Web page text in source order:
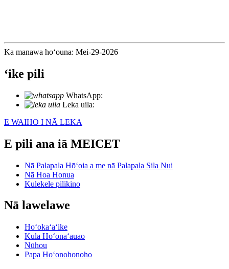
Ka manawa hoʻouna: Mei-29-2026
ʻike pili
WhatsApp:
Leka uila:
E WAIHO I NĀ LEKA
E pili ana iā MEICET
Nā Palapala Hōʻoia a me nā Palapala Sila Nui
Nā Hoa Honua
Kulekele pilikino
Nā lawelawe
Hoʻokaʻaʻike
Kula Hoʻonaʻauao
Nūhou
Papa Hoʻonohonoho